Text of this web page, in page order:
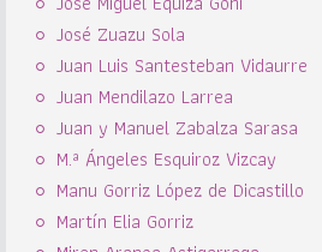
José Zuazu Sola
Juan Luis Santesteban Vidaurre
Juan Mendilazo Larrea
Juan y Manuel Zabalza Sarasa
M.ª Ángeles Esquiroz Vizcay
Manu Gorriz López de Dicastillo
Martín Elia Gorriz